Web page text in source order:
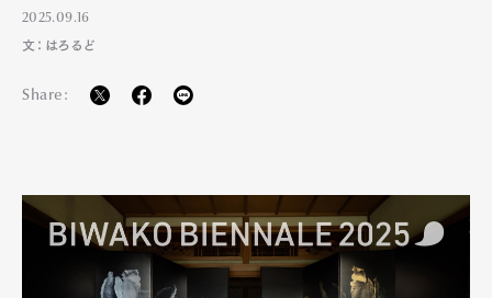
2025.09.16
文：はろるど
Share: